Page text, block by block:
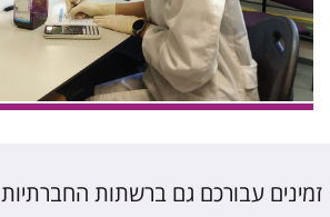
זמינים עבורכם גם ברשתות החברתיות